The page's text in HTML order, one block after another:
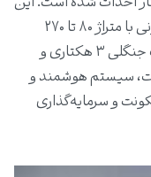
مجموعه شامل ۱۴ برج و ۱۰۲۵ واحد مسکونی با متراژ ۸۰ تا ۲۷۰
مترمربع بوده و با فضای سبز گسترده، پارک جنگلی ۳ هکتاری و
سیستم هوشمند و
سکونت و سرمایه‌گذاری